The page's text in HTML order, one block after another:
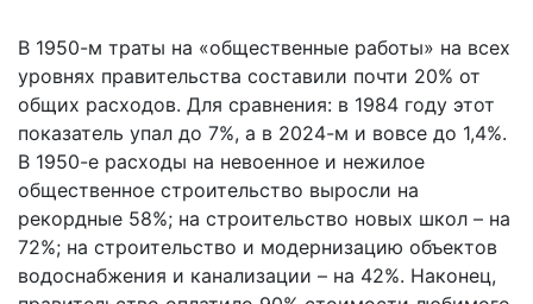
В 1950-м траты на «общественные работы» на всех
уровнях правительства составили почти 20% от
общих расходов. Для сравнения: в 1984 году этот
показатель упал до 7%, а в 2024-м и вовсе до 1,4%.
В 1950-е расходы на невоенное и нежилое
общественное строительство выросли на
рекордные 58%; на строительство новых школ – на
72%; на строительство и модернизацию объектов
водоснабжения и канализации – на 42%. Наконец,